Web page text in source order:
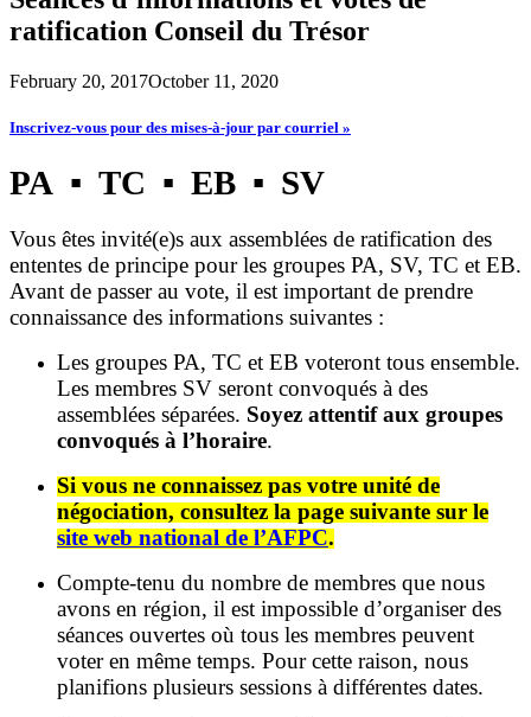
ratification Conseil du Trésor
February 20, 2017October 11, 2020
Inscrivez-vous pour des mises-à-jour par courriel »
PA ▪ TC ▪ EB ▪ SV
Vous êtes invité(e)s aux assemblées de ratification des
ententes de principe pour les groupes PA, SV, TC et EB.
Avant de passer au vote, il est important de prendre
connaissance des informations suivantes :
Les groupes PA, TC et EB voteront tous ensemble.
Les membres SV seront convoqués à des
assemblées séparées. Soyez attentif aux groupes
convoqués à l’horaire.
Si vous ne connaissez pas votre unité de
négociation, consultez la page suivante sur le
site web national de l’AFPC.
Compte-tenu du nombre de membres que nous
avons en région, il est impossible d’organiser des
séances ouvertes où tous les membres peuvent
voter en même temps. Pour cette raison, nous
planifions plusieurs sessions à différentes dates.